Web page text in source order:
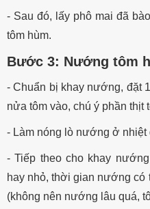
- Sau đó, lấy phô mai đã
tôm hùm.
Bước 3: Nướng tôm
- Chuẩn bị khay nướng, đặt
nửa tôm vào, chú ý phần thịt
- Làm nóng lò nướng ở nhiệt
- Tiếp theo cho khay
hay nhỏ, thời gian nướng có
(không nên nướng lâu quá,